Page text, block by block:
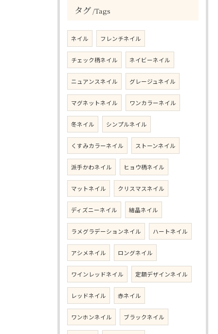
タグ Tags
ネイル フレンチネイル
チェック柄ネイル ネイビーネイル
ニュアンスネイル グレージュネイル
マグネットネイル ワンカラーネイル
冬ネイル シンプルネイル
くすみカラーネイル ストーンネイル
派手かわネイル ヒョウ柄ネイル
マットネイル クリスマスネイル
ディズニーネイル 結晶ネイル
ラメグラデーションネイル ハートネイル
アシメネイル ロングネイル
ワインレッドネイル 定額デザインネイル
レッドネイル 赤ネイル
ワンホンネイル ブラックネイル